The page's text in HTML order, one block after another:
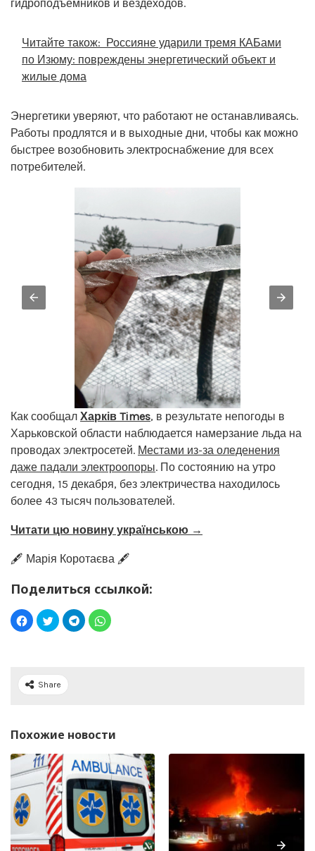
гидроподъемников и вездеходов.
Читайте також: Россияне ударили тремя КАБами
по Изюму: повреждены энергетический объект и
жилые дома
Энергетики уверяют, что работают не останавливаясь.
Работы продлятся и в выходные дни, чтобы как можно
быстрее возобновить электроснабжение для всех
потребителей.
Как сообщал Харків Times, в результате непогоды в
Харьковской области наблюдается намерзание льда на
проводах электросетей. Местами из-за оледенения
даже падали электроопоры. По состоянию на утро
сегодня, 15 декабря, без электричества находилось
более 43 тысяч пользователей.
Читати цю новину українською →
🖋️ Марія Коротаєва 🖋️
Поделиться ссылкой:
Share
Похожие новости